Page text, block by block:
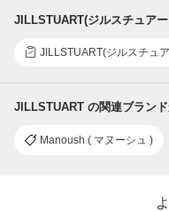
JILLSTUART(ジルスチュア
JILLSTUART(ジルスチュ
JILLSTUART の関連ブラン
Manoush ( マヌーシュ )